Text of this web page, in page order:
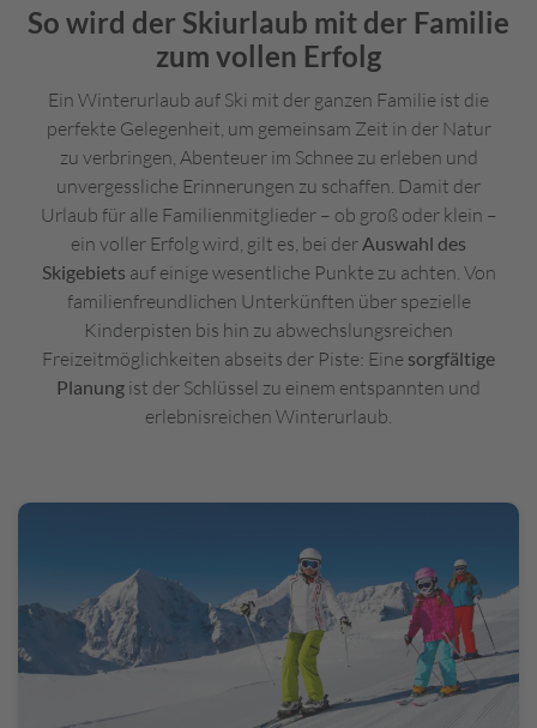
So wird der Skiurlaub mit der Familie
zum vollen Erfolg
Ein Winterurlaub auf Ski mit der ganzen Familie ist die
perfekte Gelegenheit, um gemeinsam Zeit in der Natur
zu verbringen, Abenteuer im Schnee zu erleben und
unvergessliche Erinnerungen zu schaffen. Damit der
Urlaub für alle Familienmitglieder – ob groß oder klein –
ein voller Erfolg wird, gilt es, bei der Auswahl des
Skigebiets auf einige wesentliche Punkte zu achten. Von
familienfreundlichen Unterkünften über spezielle
Kinderpisten bis hin zu abwechslungsreichen
Freizeitmöglichkeiten abseits der Piste: Eine sorgfältige
Planung ist der Schlüssel zu einem entspannten und
erlebnisreichen Winterurlaub.